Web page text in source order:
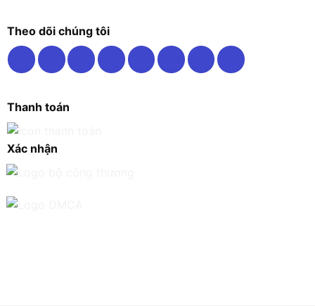
Theo dõi chúng tôi
Thanh toán
Xác nhận